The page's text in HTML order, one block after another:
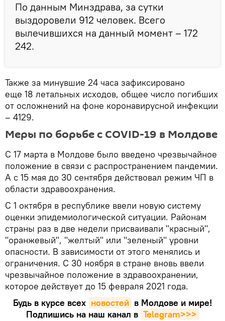
По данным Минздрава, за сутки
выздоровели 912 человек. Всего
вылечившихся на данный момент – 172
242.
Также за минувшие 24 часа зафиксировано
еще 18 летальных исходов, общее число погибших
от осложнений на фоне коронавирусной инфекции
– 4129.
Меры по борьбе с COVID-19 в Молдове
С 17 марта в Молдове было введено чрезвычайное
положение в связи с распространением пандемии.
А с 15 мая до 30 сентября действовал режим ЧП в
области здравоохранения.
С 1 октября в республике ввели новую систему
оценки эпидемиологической ситуации. Районам
страны раз в две недели присваивали "красный",
"оранжевый", "желтый" или "зеленый" уровни
опасности. В зависимости от этого менялись и
ограничения. С 30 ноября в стране вновь ввели
чрезвычайное положение в здравоохранении,
которое действует до 15 февраля 2021 года.
Будь в курсе всех новостей в Молдове и мире!
Подпишись на наш канал в Telegram>>>